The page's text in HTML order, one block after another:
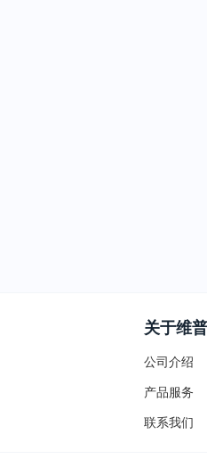
关于维普
公司介绍
产品服务
联系我们